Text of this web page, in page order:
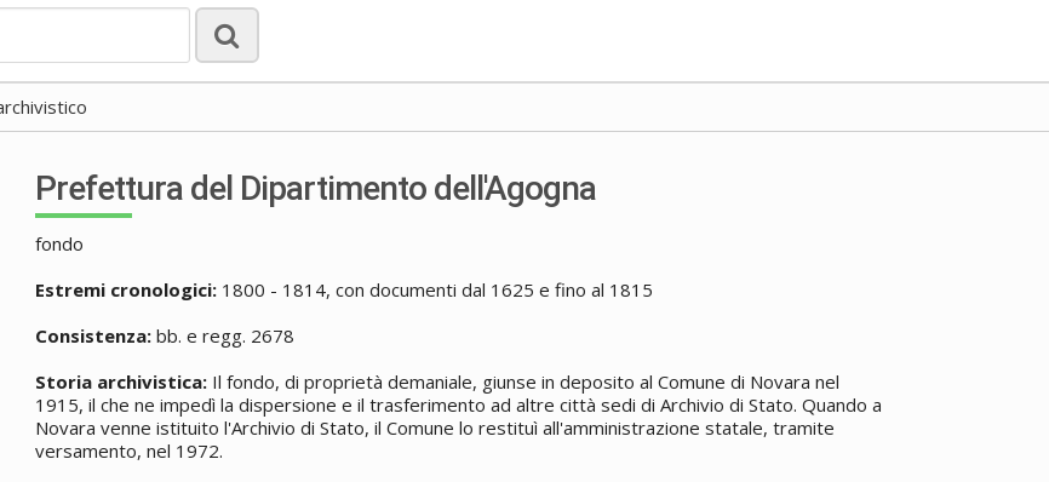
Prefettura del Dipartimento dell'Agogna
fondo
Estremi cronologici: 1800 - 1814, con documenti dal 1625 e fino al 1815
Consistenza: bb. e regg. 2678
Storia archivistica: Il fondo, di proprietà demaniale, giunse in deposito al Comune di Novara nel
1915, il che ne impedì la dispersione e il trasferimento ad altre città sedi di Archivio di Stato. Quando a
Novara venne istituito l'Archivio di Stato, il Comune lo restituì all'amministrazione statale, tramite
versamento, nel 1972.